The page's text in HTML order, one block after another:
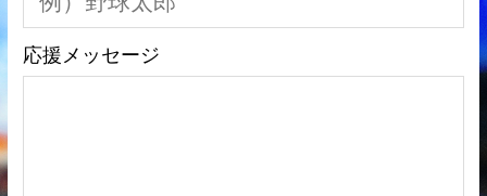
応援メッセージ